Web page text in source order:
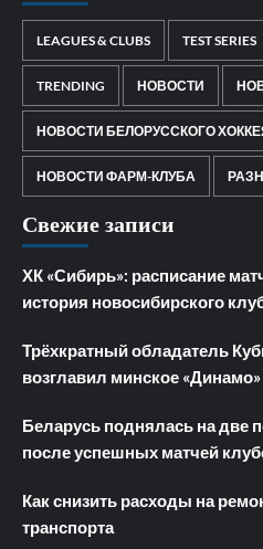
LEAGUES & CLUBS TEST SERIES
TRENDING НОВОСТИ
НОВОСТИ БЕЛОРУССКОГО
НОВОСТИ ФАРМ-КЛУБА
Свежие записи
ХК «Сибирь»: расписание
история новосибирского
Трёхкратный обладатель
возглавил минское «Динамо»
Беларусь поднялась на две
после успешных матчей
Как снизить расходы на
транспорта